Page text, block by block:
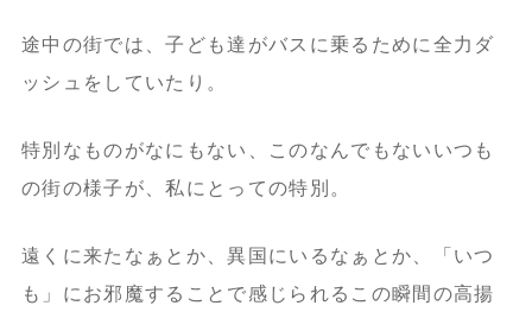
途中の街では、子ども達がバスに乗るために全力ダ
ッシュをしていたり。
特別なものがなにもない、このなんでもないいつも
の街の様子が、私にとっての特別。
遠くに来たなぁとか、異国にいるなぁとか、「いつ
も」にお邪魔することで感じられるこの瞬間の高揚